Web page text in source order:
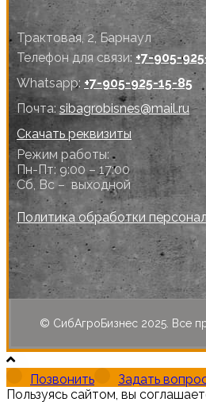
Трактовая, 2, Барнаул
Телефон для связи: +7-905-
Whatsapp: +7-905-925-15-85
Почта:sibagrobisnes@mail.ru
Скачать реквизиты
Режим работы:
Пн-Пт: 9:00 – 17:00
Сб, Вс – выходной
Политика обработки
© СибАгроБизнес 2025. Все
Позвонить
Задать
Пользуясь сайтом, вы